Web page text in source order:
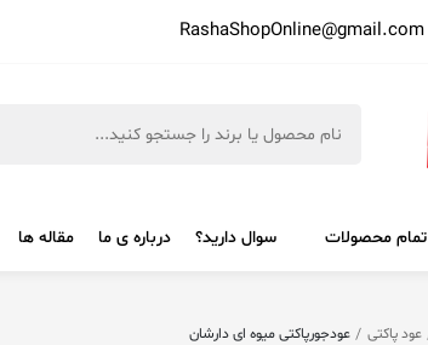
RashaShopOnline@gmail.com
تمام محصولات سوال دارید؟ درباره ی ما مقاله ها
عود پاکتی عودجورپاکتی میوه ای دارشان